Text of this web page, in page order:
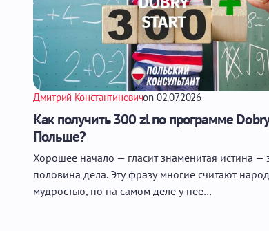
Дмитрий Константиновичon 02.07.2026
Как получить 300 zl по программе
Польше?
Хорошее начало — гласит знаменитая истина —
половина дела. Эту фразу многие считают
мудростью, но на самом деле у нее…